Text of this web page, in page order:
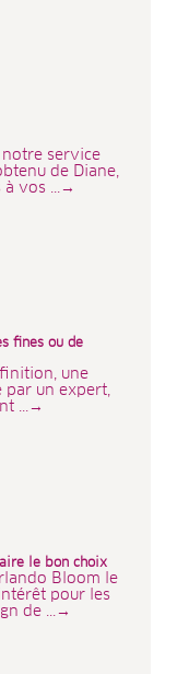
service
de Diane,
à vos ...→
fines ou de
une
par un expert,
...→
le bon choix
Bloom le
pour les
de ...→